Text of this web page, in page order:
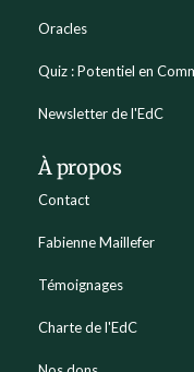
Oracles
Quiz : Potentiel en
Newsletter de l'EdC
À propos
Contact
Fabienne Maillefer
Témoignages
Charte de l'EdC